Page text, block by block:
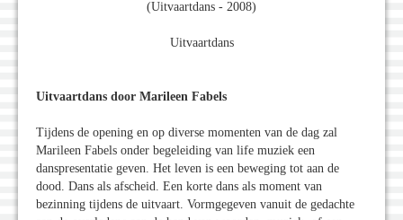
(Uitvaartdans - 2008)
Uitvaartdans
Uitvaartdans door Marileen Fabels
Tijdens de opening en op diverse momenten van de dag zal
Marileen Fabels onder begeleiding van life muziek een
danspresentatie geven. Het leven is een beweging tot aan de
dood. Dans als afscheid. Een korte dans als moment van
bezinning tijdens de uitvaart. Vormgegeven vanuit de gedachte